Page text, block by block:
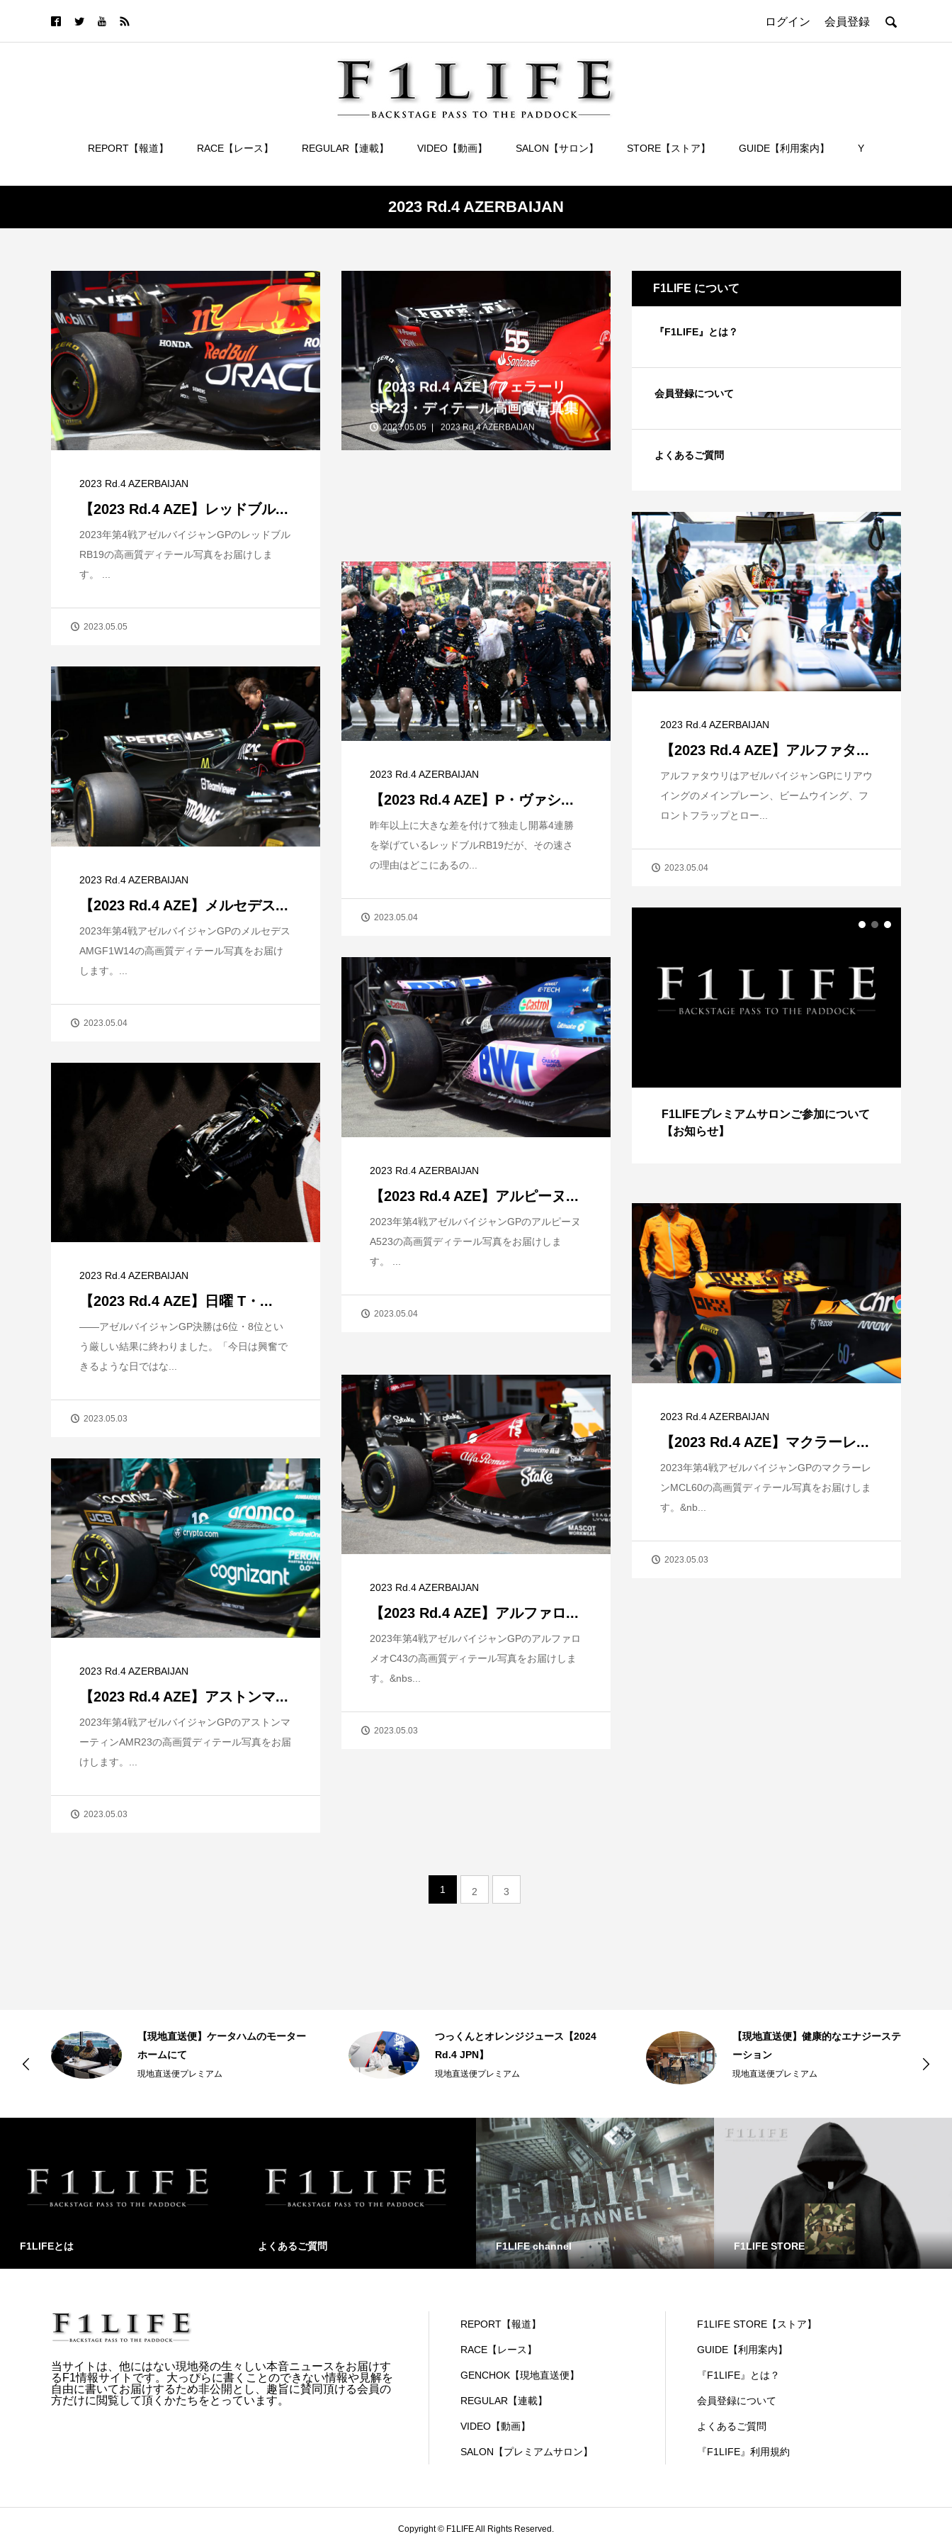
ログイン 会員登録 
REPORT【報道】 RACE【レース】 REGULAR【連載】 VIDEO【動画】 SALON【サロン】 STORE【ストア】 GUIDE【利用案内】 Y
2023 Rd.4 AZERBAIJAN
2023 Rd.4 AZERBAIJAN
【2023 Rd.4 AZE】レッドブル...
2023年第4戦アゼルバイジャンGPのレッドブル
RB19の高画質ディテール写真をお届けしま
す。 ...
2023.05.05
【2023 Rd.4 AZE】フェラーリ
SF-23・ディテール高画質写真集
2023.05.05 2023 Rd.4 AZERBAIJAN
F1LIFE について
『F1LIFE』とは？
会員登録について
よくあるご質問
2023 Rd.4 AZERBAIJAN
【2023 Rd.4 AZE】アルファタ...
アルファタウリはアゼルバイジャンGPにリアウ
イングのメインプレーン、ビームウイング、フ
ロントフラップとロー...
2023.05.04
2023 Rd.4 AZERBAIJAN
【2023 Rd.4 AZE】P・ヴァシ...
昨年以上に大きな差を付けて独走し開幕4連勝
を挙げているレッドブルRB19だが、その速さ
の理由はどこにあるの...
2023.05.04
2023 Rd.4 AZERBAIJAN
【2023 Rd.4 AZE】メルセデス...
2023年第4戦アゼルバイジャンGPのメルセデス
AMGF1W14の高画質ディテール写真をお届け
します。...
2023.05.04
【短期集中連載】ホンダ第4期、苦境と
成功のターニングポイント
【特別記事】レーシングブルズ、
F1LIFEプレミアムサロンご参加について
【お知らせ】
2023 Rd.4 AZERBAIJAN
【2023 Rd.4 AZE】アルピーヌ...
2023年第4戦アゼルバイジャンGPのアルピーヌ
A523の高画質ディテール写真をお届けしま
す。 ...
2023.05.04
2023 Rd.4 AZERBAIJAN
【2023 Rd.4 AZE】日曜 T・...
――アゼルバイジャンGP決勝は6位・8位とい
う厳しい結果に終わりました。「今日は興奮で
きるような日ではな...
2023.05.03 2023 Rd.4 AZERBAIJAN
【2023 Rd.4 AZE】マクラーレ...
2023年第4戦アゼルバイジャンGPのマクラーレ
ンMCL60の高画質ディテール写真をお届けしま
す。&nb...
2023.05.03
2023 Rd.4 AZERBAIJAN
【2023 Rd.4 AZE】アルファロ...
2023年第4戦アゼルバイジャンGPのアルファロ
メオC43の高画質ディテール写真をお届けしま
す。&nbs...
2023.05.03
2023 Rd.4 AZERBAIJAN
【2023 Rd.4 AZE】アストンマ...
2023年第4戦アゼルバイジャンGPのアストンマ
ーティンAMR23の高画質ディテール写真をお届
けします。...
2023.05.03
1 2 3
【現地直送便】ケータハムのモーター
ホームにて
現地直送便プレミアム
つっくんとオレンジジュース【2024
Rd.4 JPN】
現地直送便プレミアム
【現地直送便】健康的なエナジーステ
ーション
現地直送便プレミアム
F1LIFEとは よくあるご質問 F1LIFE channel F1LIFE STORE
当サイトは、他にはない現地発の生々しい本音ニュースをお届けす
るF1情報サイトです。大っぴらに書くことのできない情報や見解を
自由に書いてお届けするため非公開とし、趣旨に賛同頂ける会員の
方だけに閲覧して頂くかたちをとっています。
REPORT【報道】
RACE【レース】
GENCHOK【現地直送便】
REGULAR【連載】
VIDEO【動画】
SALON【プレミアムサロン】
F1LIFE STORE【ストア】
GUIDE【利用案内】
『F1LIFE』とは？
会員登録について
よくあるご質問
『F1LIFE』利用規約
Copyright © F1LIFE All Rights Reserved.